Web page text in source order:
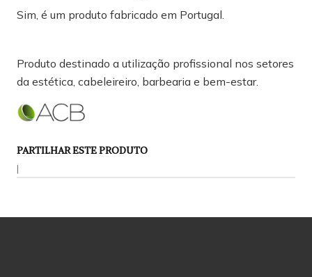
Sim, é um produto fabricado em Portugal.
Produto destinado a utilização profissional nos setores
da estética, cabeleireiro, barbearia e bem-estar.
PARTILHAR ESTE PRODUTO
|